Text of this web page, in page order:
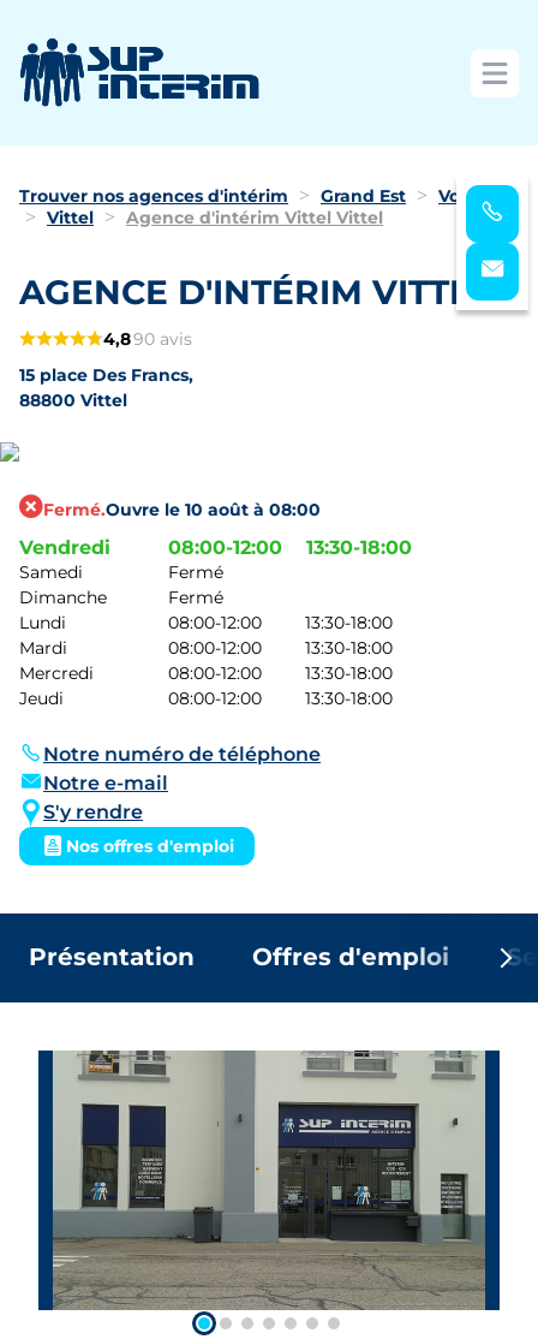
Trouver nos agences d'intérim Grand Est
Vosges
Vittel
Agence d'intérim Vittel Vittel
AGENCE D'INTÉRIM VITTEL
4,890 avis
15 place Des Francs,
88800 Vittel
Fermé.Ouvre le 10 août à 08:00
Vendredi 08:00-12:00 13:30-18:00
Samedi
Fermé
Dimanche
Fermé
Lundi
08:00-12:00
13:30-18:00
Mardi
08:00-12:00
13:30-18:00
Mercredi
08:00-12:00
13:30-18:00
Jeudi
08:00-12:00 13:30-18:00
Notre numéro de téléphone
Notre e-mail
S'y rendre
Nos offres d'emploi
Présentation Offres d'emploi